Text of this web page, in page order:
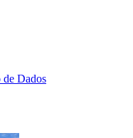
de Dados